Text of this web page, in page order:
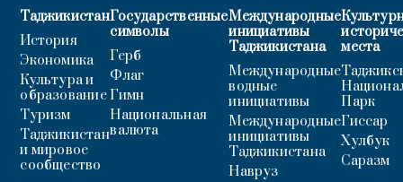
Таджикистан
История
Экономика
Культура и
образование
Туризм
Таджикистан
и мировое
сообщество
Государственные
символы
Герб
Флаг
Гимн
Национальная
валюта
Международные
инициативы
Таджикистана
Международные
водные
инициативы
Международные
инициативы
Таджикистана
Навруз
места
Парк
Гиссар
Хулбук
Саразм